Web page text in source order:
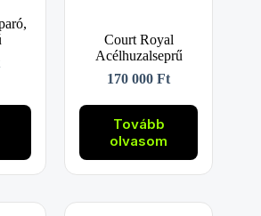
Court Royal
Acélhuzalseprű
170 000Ft
Tovább
olvasom